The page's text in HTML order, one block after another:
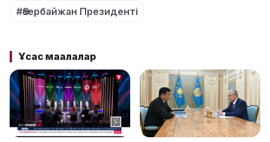
#Әзербайжан Президенті
Ұқсас мақалалар